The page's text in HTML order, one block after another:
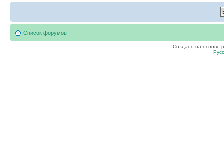
Список форумов
Создано на основе